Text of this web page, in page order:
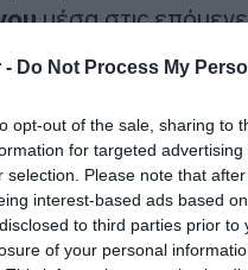
- Do Not Process My
opt-out of the sale, sharing to
for targeted
selection. Please note that
interest-based ads based
to third parties prior
of your personal
μέσα στις
“Είχαμε μεταδώσει
να το γνωρίζει
ήταν ο
που ακούστηκαν